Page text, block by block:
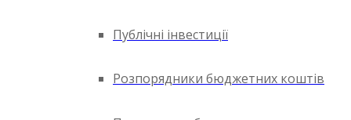
Публічні інвестиції
Розпорядники бюджетних коштів